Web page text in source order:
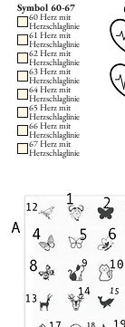
Symbol 60-67
60 Herz mit
Herzschlaglinie
61 Herz mit
Herzschlaglinie
62 Herz mit
Herzschlaglinie
63 Herz mit
Herzschlaglinie
64 Herz mit
Herzschlaglinie
65 Herz mit
Herzschlaglinie
66 Herz mit
Herzschlaglinie
67 Herz mit
Herzschlaglinie